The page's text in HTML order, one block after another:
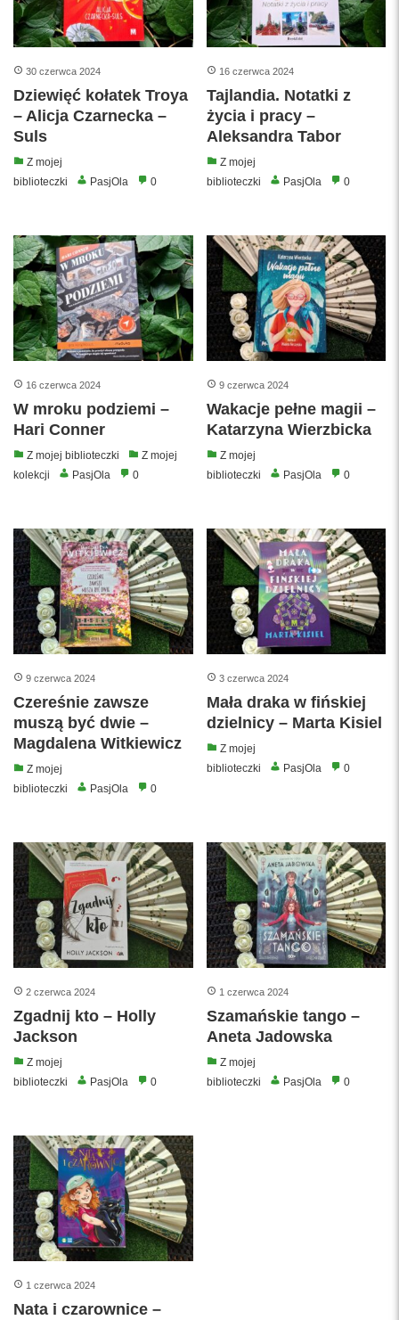
30 czerwca 2024
Dziewięć kołatek Troya
– Alicja Czarnecka –
Suls
Z mojej
biblioteczki
PasjOla 0
16 czerwca 2024
Tajlandia. Notatki z
życia i pracy –
Aleksandra Tabor
Z mojej
biblioteczki
PasjOla 0
16 czerwca 2024
W mroku podziemi –
Hari Conner
Z mojej biblioteczki
Z mojej
kolekcji
PasjOla 0
9 czerwca 2024
Wakacje pełne magii –
Katarzyna Wierzbicka
Z mojej
biblioteczki
PasjOla 0
9 czerwca 2024
Czereśnie zawsze
muszą być dwie –
Magdalena Witkiewicz
Z mojej
biblioteczki
PasjOla 0
3 czerwca 2024
Mała draka w fińskiej
dzielnicy – Marta Kisiel
Z mojej
biblioteczki
PasjOla 0
2 czerwca 2024
Zgadnij kto – Holly
Jackson
Z mojej
biblioteczki
PasjOla 0
1 czerwca 2024
Szamańskie tango –
Aneta Jadowska
Z mojej
biblioteczki
PasjOla 0
1 czerwca 2024
Nata i czarownice –